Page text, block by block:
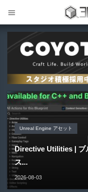
Unreal Engine アセット
Pipe It | 直感的にパ
5...
2026-08-05
Unreal Engine アセット
Directive Utilities | ブ
ス...
2026-08-03
Unity 本
Unityエフェクトレシ
る | ktk.kum...
2026-08-03
アセット-Asset
SiroinoSotai | 完全無
向け...
2026-08-02
Blender アドオン
Bioform | 現役臨床医
学に基づいて構築...
2026-08-01